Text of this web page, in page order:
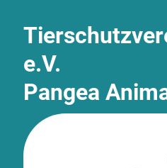
e.V.
Pangea